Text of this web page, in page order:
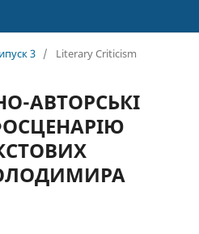
3 / Literary Criticism
АВТОРСЬКІ